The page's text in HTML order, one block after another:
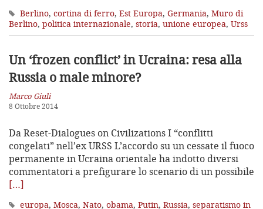
Berlino, cortina di ferro, Est Europa, Germania, Muro di
Berlino, politica internazionale, storia, unione europea, Urss
Un ‘frozen conflict’ in Ucraina:resa alla
Russia o male minore?
Marco Giuli
8 Ottobre 2014
Da Reset-Dialogues on Civilizations I “conflitti
congelati” nell’ex URSS L’accordo su un cessate il fuoco
permanente in Ucraina orientale ha indotto diversi
commentatori a prefigurare lo scenario di un possibile
[…]
europa, Mosca, Nato, obama, Putin, Russia, separatismo in